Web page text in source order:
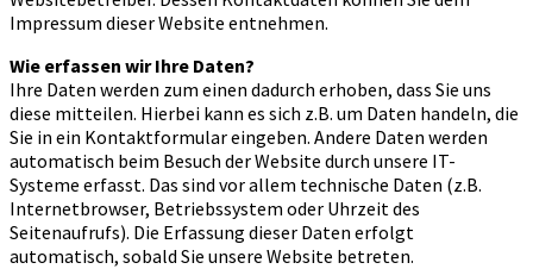
Impressum dieser Website entnehmen.
Wie erfassen wir Ihre Daten?
Ihre Daten werden zum einen dadurch erhoben, dass Sie uns
diese mitteilen. Hierbei kann es sich z.B. um Daten handeln, die
Sie in ein Kontaktformular eingeben. Andere Daten werden
automatisch beim Besuch der Website durch unsere IT-
Systeme erfasst. Das sind vor allem technische Daten (z.B.
Internetbrowser, Betriebssystem oder Uhrzeit des
Seitenaufrufs). Die Erfassung dieser Daten erfolgt
automatisch, sobald Sie unsere Website betreten.